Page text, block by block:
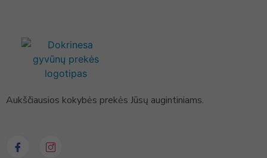
Aukščiausios kokybės prekės Jūsų augintiniams.